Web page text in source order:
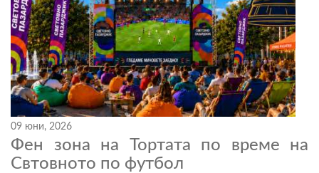
09 юни, 2026
Фен зона на Тортата по време на
Свтовното по футбол